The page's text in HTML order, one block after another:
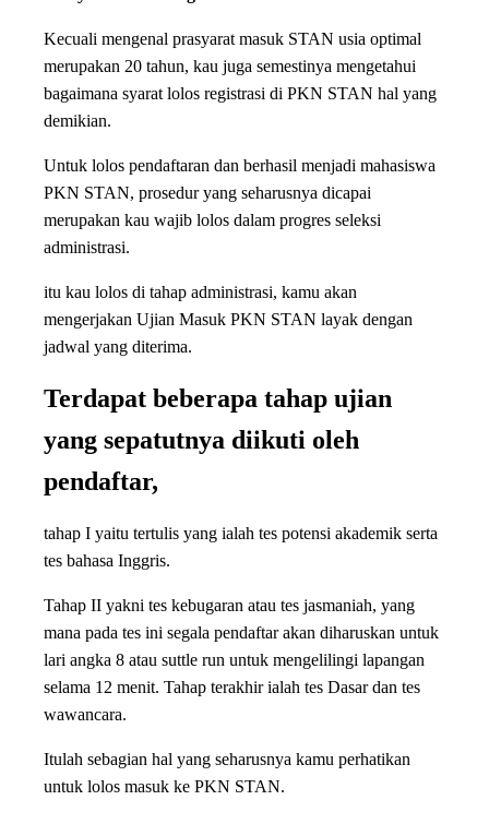
Kecuali mengenal prasyarat masuk STAN usia optimal
merupakan 20 tahun, kau juga semestinya mengetahui
bagaimana syarat lolos registrasi di PKN STAN hal yang
demikian.
Untuk lolos pendaftaran dan berhasil menjadi mahasiswa
PKN STAN, prosedur yang seharusnya dicapai
merupakan kau wajib lolos dalam progres seleksi
administrasi.
itu kau lolos di tahap administrasi, kamu akan
mengerjakan Ujian Masuk PKN STAN layak dengan
jadwal yang diterima.
Terdapat beberapa tahap ujian
yang sepatutnya diikuti oleh
pendaftar,
tahap I yaitu tertulis yang ialah tes potensi akademik serta
tes bahasa Inggris.
Tahap II yakni tes kebugaran atau tes jasmaniah, yang
mana pada tes ini segala pendaftar akan diharuskan untuk
lari angka 8 atau suttle run untuk mengelilingi lapangan
selama 12 menit. Tahap terakhir ialah tes Dasar dan tes
wawancara.
Itulah sebagian hal yang seharusnya kamu perhatikan
untuk lolos masuk ke PKN STAN.